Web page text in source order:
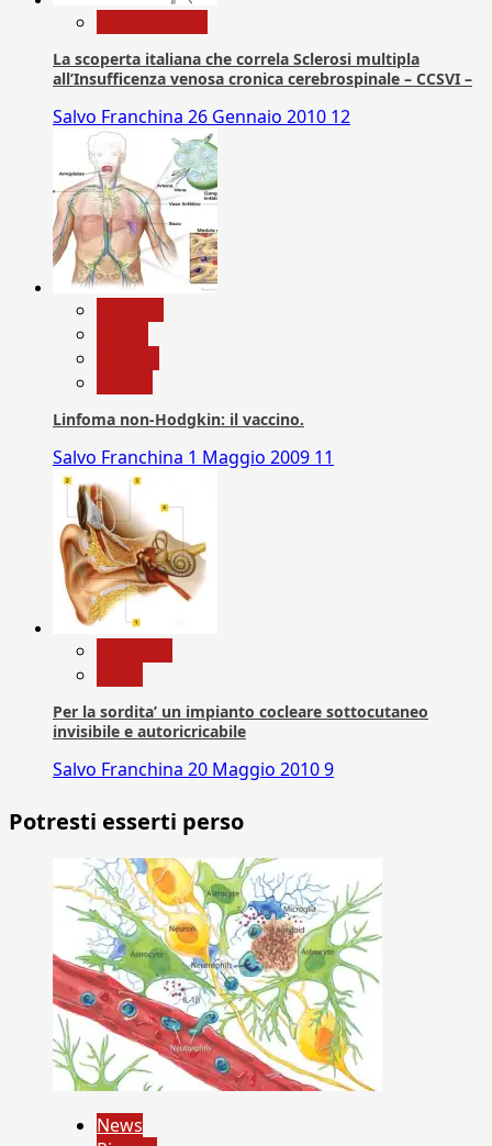
La scoperta italiana che correla Sclerosi multipla
all’Insufficenza venosa cronica cerebrospinale – CCSVI –
Salvo Franchina 26 Gennaio 2010 12
Linfoma non-Hodgkin: il vaccino.
Salvo Franchina 1 Maggio 2009 11
Per la sordita’ un impianto cocleare sottocutaneo
invisibile e autoricricabile
Salvo Franchina 20 Maggio 20109
Potresti esserti perso
News